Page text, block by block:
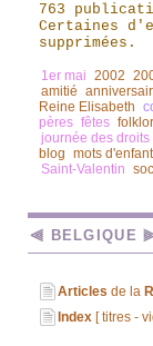
763
Certaines
supprimées.
1er mai 2002
amitié
Reine Elisabeth
pères fêtes
journée des droits
blog mots
Saint-Valentin
⫷ BELGIQUE
Articles de la
Index [ titres -